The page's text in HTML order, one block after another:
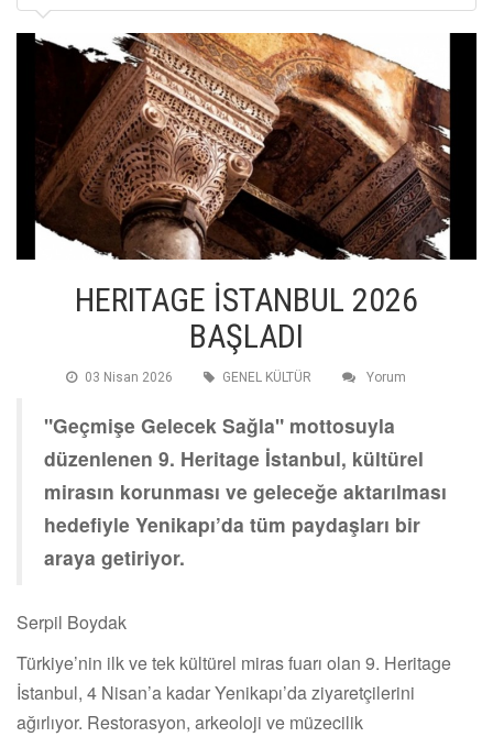
HERITAGE İSTANBUL 2026
BAŞLADI
03 Nisan 2026 GENEL KÜLTÜR Yorum
"Geçmişe Gelecek Sağla" mottosuyla
düzenlenen 9. Heritage İstanbul, kültürel
mirasın korunması ve geleceğe aktarılması
hedefiyle Yenikapı’da tüm paydaşları bir
araya getiriyor.
Serpil Boydak
Türkiye’nin ilk ve tek kültürel miras fuarı olan 9. Heritage
İstanbul, 4 Nisan’a kadar Yenikapı’da ziyaretçilerini
ağırlıyor. Restorasyon, arkeoloji ve müzecilik